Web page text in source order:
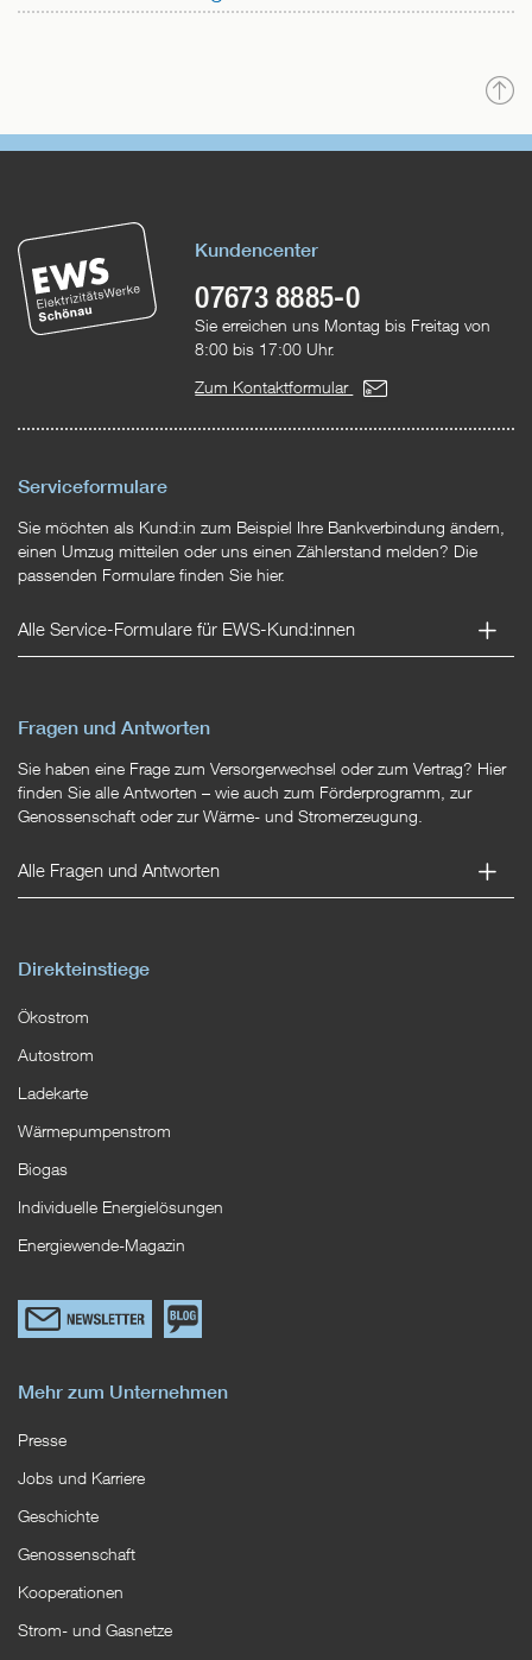
Kundencenter
07673 8885-0
Sie erreichen uns Montag bis Freitag von
8:00 bis 17:00 Uhr.
Zum Kontaktformular
Serviceformulare
Sie möchten als Kund:in zum Beispiel Ihre Bankverbindung ändern,
einen Umzug mitteilen oder uns einen Zählerstand melden? Die
passenden Formulare finden Sie hier.
Alle Service-Formulare für EWS-Kund:innen
Fragen und Antworten
Sie haben eine Frage zum Versorgerwechsel oder zum Vertrag? Hier
finden Sie alle Antworten – wie auch zum Förderprogramm, zur
Genossenschaft oder zur Wärme- und Stromerzeugung.
Alle Fragen und Antworten
Direkteinstiege
Ökostrom
Autostrom
Ladekarte
Wärmepumpenstrom
Biogas
Individuelle Energielösungen
Energiewende-Magazin
Link
zum
Newsletterformular
Zum
Blog
Mehr zum Unternehmen
Presse
Jobs und Karriere
Geschichte
Genossenschaft
Kooperationen
Strom- und Gasnetze